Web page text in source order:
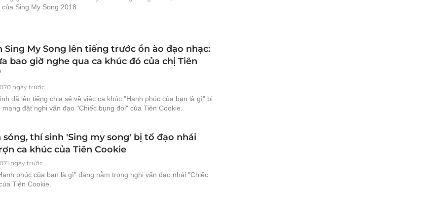
Sing My Song 2018.
ngày trước
Sing My Song lên tiếng trước ồn ào đạo nhạc:
bao giờ nghe qua ca khúc đó của chị Tiên
đã lên tiếng chia sẻ về việc ca khúc "Hạnh phúc của bạn là gì" bị
đặt nghi vấn đạo "Chiếc bụng đói" của Tiên Cookie.
ngày trước
sóng, thí sinh 'Sing my song' bị tố đạo nhái
ca khúc của Tiên Cookie
phúc của bạn là gì" đang nằm trong nghi vấn đạo nhái "Chiếc
Tiên Cookie.